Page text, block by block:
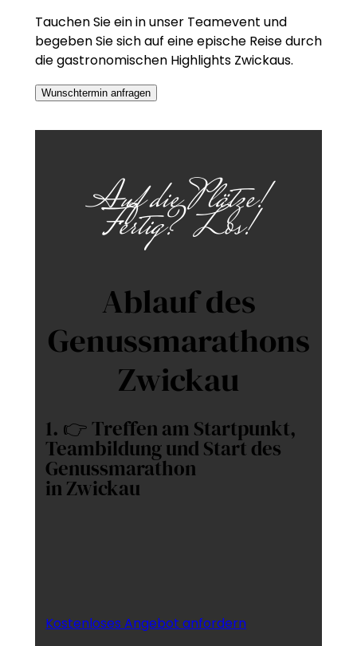
Tauchen Sie ein in unser Teamevent und
begeben Sie sich auf eine epische Reise durch
die gastronomischen Highlights Zwickaus.
Wunschtermin anfragen
Auf die Plätze!
Fertig? Los!
Ablauf des
Genussmarathons
Zwickau
1. 👉 Treffen am Startpunkt,
Teambildung und Start des
Genussmarathon
in Zwickau
Kostenloses Angebot anfordern